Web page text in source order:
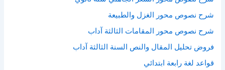
شرح نصوص محور الغزل والطبيعة
شرح نصوص محور المقامات الثالثة آداب
فروض تحليل المقال والنص السنة الثالثة آداب
قواعد لغة رابعة ابتدائي